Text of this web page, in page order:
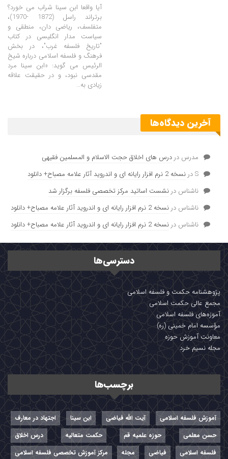
آیا واقعا ابن سینا شراب می خورد؟
برتراند راسل (1872 -1970)،
متفلسف، ریاضی دان، منطقی و
سیاست مدار انگلیسی در کتاب
"تاریخ فلسفه غرب"، در بخش
فرهنگ و فلسفه اسلامی درباره شیخ
الرئیس می گوید: «ابن سینا مرد
مقدسی نبود، و در حقیقت علاقه
زیادی به…
آخرین دیدگاه‌ها
مدرس در درس های اخلاق حجت الاسلام و المسلمین فقیهی
Sدر نسخه 2 نرم افزار رایانه ای و اندروید آثار علامه مصباح+ دانلود
ناشناس در نشست اساتید مرکز تخصصی فلسفه برگزار شد
ناشناس در نسخه 2 نرم افزار رایانه ای و اندروید آثار علامه مصباح+ دانلود
ناشناس در نسخه 2 نرم افزار رایانه ای و اندروید آثار علامه مصباح+ دانلود
دسترسی‌ها
پژوهشنامه حکمت و فلسفه اسلامی
مجمع عالی حکمت اسلامی
آموزه‌های فلسفه اسلامی
مؤسسه امام خمینی (ره)
معاونت آموزش حوزه
مجله نسیم خرد
برچسب‌ها
آموزش فلسفه اسلامی آیت الله فیاضی ابن سینا
اجتهاد در معارف
حسن معلمی
حوزه علمیه قم حکمت متعالیه
درس اخلاق
فلسفه اسلامی
فیاضی مجله مرکز آموزش تخصصی فلسفه اسلامی